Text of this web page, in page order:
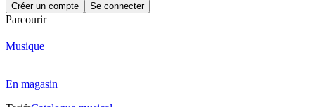
Créer un compte Se connecter
Parcourir
Musique
En magasin